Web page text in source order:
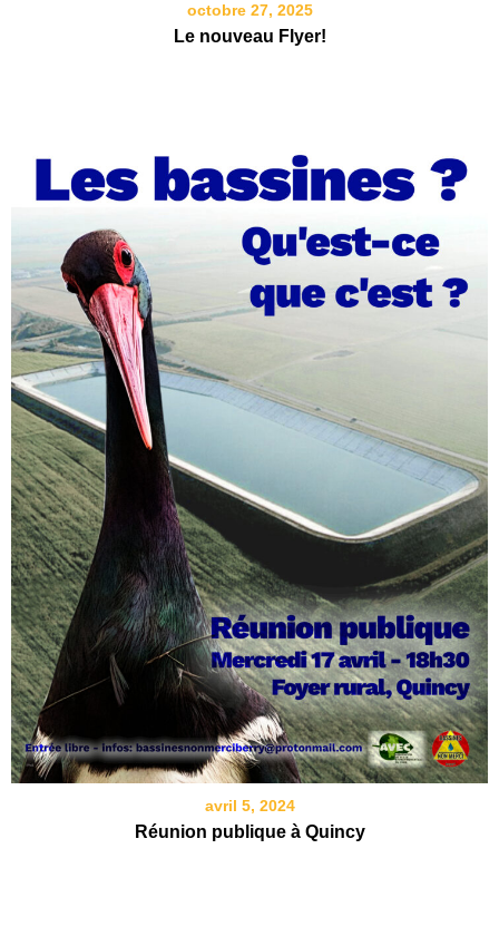
octobre 27, 2025
Le nouveau Flyer!
avril 5, 2024
Réunion publique à Quincy